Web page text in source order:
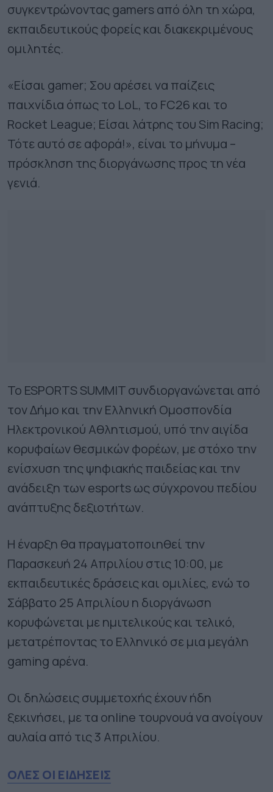
συγκεντρώνοντας gamers από όλη τη χώρα,
εκπαιδευτικούς φορείς και διακεκριμένους
ομιλητές.
«Είσαι gamer; Σου αρέσει να παίζεις
παιχνίδια όπως το LoL, το FC26 και το
Rocket League; Είσαι λάτρης του Sim Racing;
Τότε αυτό σε αφορά!», είναι το μήνυμα –
πρόσκληση της διοργάνωσης προς τη νέα
γενιά.
Το ESPORTS SUMMIT συνδιοργανώνεται από
τον Δήμο και την Ελληνική Ομοσπονδία
Ηλεκτρονικού Αθλητισμού, υπό την αιγίδα
κορυφαίων θεσμικών φορέων, με στόχο την
ενίσχυση της ψηφιακής παιδείας και την
ανάδειξη των esports ως σύγχρονου πεδίου
ανάπτυξης δεξιοτήτων.
Η έναρξη θα πραγματοποιηθεί την
Παρασκευή 24 Απριλίου στις 10:00, με
εκπαιδευτικές δράσεις και ομιλίες, ενώ το
Σάββατο 25 Απριλίου η διοργάνωση
κορυφώνεται με ημιτελικούς και τελικό,
μετατρέποντας το Ελληνικό σε μια μεγάλη
gaming αρένα.
Οι δηλώσεις συμμετοχής έχουν ήδη
ξεκινήσει, με τα online τουρνουά να ανοίγουν
αυλαία από τις 3 Απριλίου.
ΟΛΕΣ ΟΙ ΕΙΔΗΣΕΙΣ